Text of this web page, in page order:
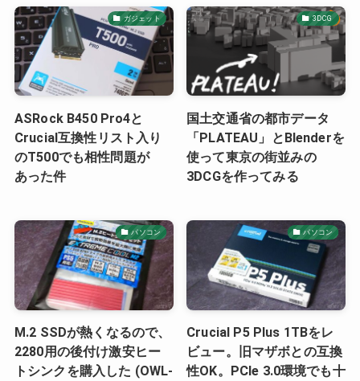
ガジェット
ASRock B450 Pro4と
Crucial互換性リスト入り
のT500でも相性問題が
あった件
3DCG
国土交通省の都市データ
「PLATEAU」とBlenderを
使って東京の街並みの
3DCGを作ってみる
パソコン
M.2 SSDが熱くなるので、
2280用の後付け激安ヒー
トシンクを購入した (OWL-
パソコン
Crucial P5 Plus 1TBをレ
ビュー。旧マザボとの互換
性OK。PCIe 3.0環境でも十